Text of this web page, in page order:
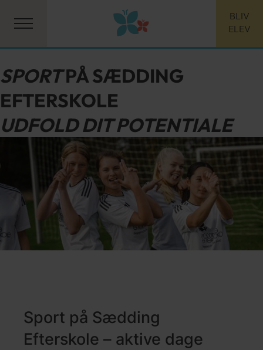
BLIV
ELEV
SPORTPÅ SÆDDING
EFTERSKOLE
UDFOLD DIT POTENTIALE
Sport på Sædding
Efterskole – aktive dage